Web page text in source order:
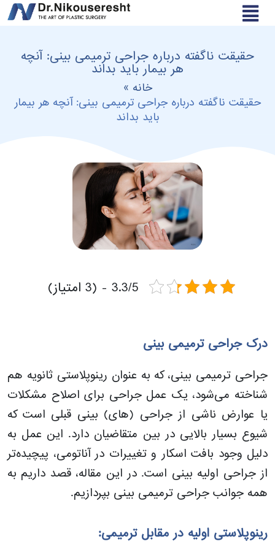
حقیقت ناگفته درباره جراحی ترمیمی بینی: آنچه
هر بیمار باید بداند
خانه »
حقیقت ناگفته درباره جراحی ترمیمی بینی: آنچه هر بیمار
باید بداند
3.3/5 - (3 امتیاز)
درک جراحی ترمیمی بینی
جراحی ترمیمی بینی، که به عنوان رینوپلاستی ثانویه هم
شناخته می‌شود، یک عمل جراحی برای اصلاح مشکلات
یا عوارض ناشی از جراحی (های) بینی قبلی است که
شیوع بسیار بالایی در بین متقاضیان دارد. این عمل به
دلیل وجود بافت اسکار و تغییرات در آناتومی، پیچیده‌تر
از جراحی اولیه بینی است. در این مقاله، قصد داریم به
همه جوانب جراحی ترمیمی بینی بپردازیم.
رینوپلاستی اولیه در مقابل ترمیمی: